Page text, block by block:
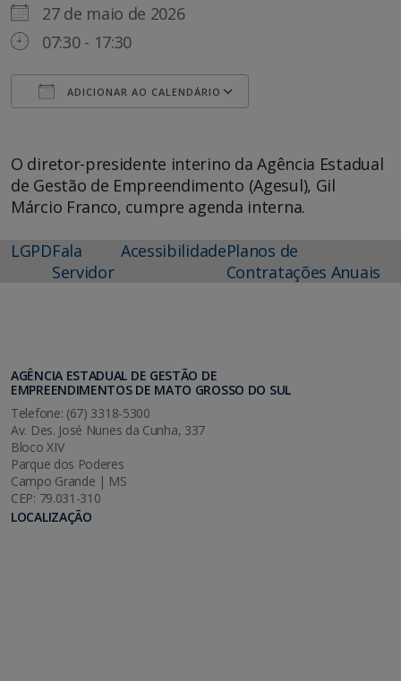
27 de maio de 2026
07:30 - 17:30
ADICIONAR AO CALENDÁRIO
O diretor-presidente interino da Agência Estadual
de Gestão de Empreendimento (Agesul), Gil
Márcio Franco, cumpre agenda interna.
LGPDFala
Servidor
AcessibilidadePlanos de
Contratações Anuais
AGÊNCIA ESTADUAL DE GESTÃO DE
EMPREENDIMENTOS DE MATO GROSSO DO SUL
Telefone: (67) 3318-5300
Av. Des. José Nunes da Cunha, 337
Bloco XIV
Parque dos Poderes
Campo Grande | MS
CEP: 79.031-310
LOCALIZAÇÃO